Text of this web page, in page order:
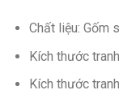
Chất liệu: Gốm
Kích thước
Kích thước